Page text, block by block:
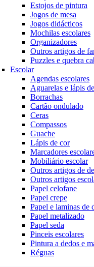
Estojos de pintura
Jogos de mesa
Jogos didácticos
Mochilas escolares
Organizadores
Outros artigos de
Puzzles e quebra
Escolar
Agendas escolares
Aguarelas e lápis
Borrachas
Cartão ondulado
Ceras
Compassos
Guache
Lápis de cor
Marcadores
Mobiliário escolar
Outros artigos de
Outros artigos
Papel celofane
Papel crepe
Papel e laminas de
Papel metalizado
Papel seda
Pinceis escolares
Pintura a dedos e
Réguas